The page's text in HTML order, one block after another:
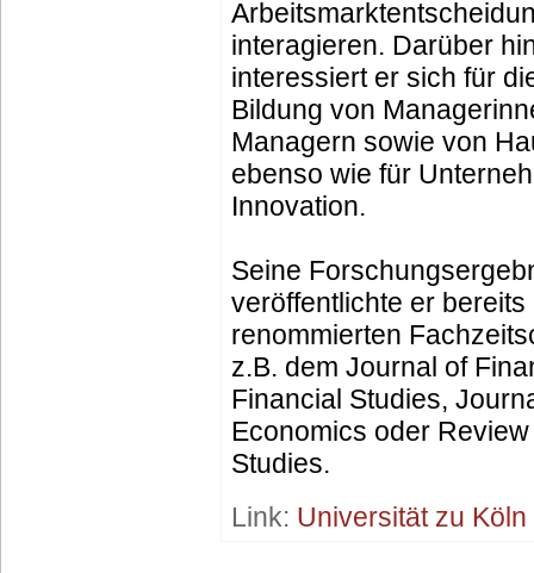
interagieren. Darüber
interessiert er sich für
Bildung von
Managern sowie von
ebenso wie für
Innovation.
Seine
veröffentlichte er bereits
renommierten
z.B. dem Journal of
Financial Studies,
Economics oder
Studies.
Link: Universität zu Köln